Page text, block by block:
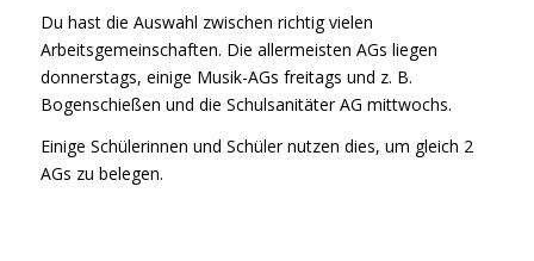
Du hast die Auswahl zwischen richtig vielen
Arbeitsgemeinschaften. Die allermeisten AGs liegen
donnerstags, einige Musik-AGs freitags und z. B.
Bogenschießen und die Schulsanitäter AG mittwochs.
Einige Schülerinnen und Schüler nutzen dies, um gleich 2
AGs zu belegen.